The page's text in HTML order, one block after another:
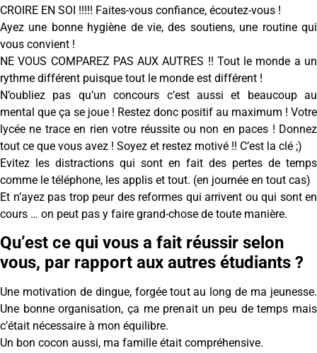
CROIRE EN SOI !!!!! Faites-vous confiance, écoutez-vous !
Ayez une bonne hygiène de vie, des soutiens, une routine qui
vous convient !
NE VOUS COMPAREZ PAS AUX AUTRES !! Tout le monde a un
rythme différent puisque tout le monde est différent !
N’oubliez pas qu’un concours c’est aussi et beaucoup au
mental que ça se joue ! Restez donc positif au maximum ! Votre
lycée ne trace en rien votre réussite ou non en paces ! Donnez
tout ce que vous avez ! Soyez et restez motivé !! C’est la clé ;)
Evitez les distractions qui sont en fait des pertes de temps
comme le téléphone, les applis et tout. (en journée en tout cas)
Et n’ayez pas trop peur des reformes qui arrivent ou qui sont en
cours … on peut pas y faire grand-chose de toute manière.
Qu’est ce qui vous a fait réussir selon
vous, par rapport aux autres étudiants ?
Une motivation de dingue, forgée tout au long de ma jeunesse.
Une bonne organisation, ça me prenait un peu de temps mais
c’était nécessaire à mon équilibre.
Un bon cocon aussi, ma famille était compréhensive.